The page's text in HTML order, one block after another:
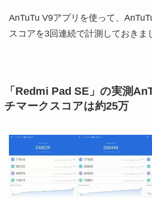
AnTuTu V9アプリを使って、
スコアを3回連続で計測しておきま
「Redmi Pad SE」の実測
チマークスコアは約25万